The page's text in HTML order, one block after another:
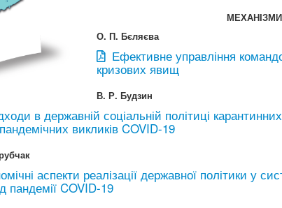
О. П. Бєляєва
Ефективне управління
кризових явищ
В. Р. Будзин
в державній соціальній політиці
викликів COVID-19
аспекти реалізації державної політики у
пандемії COVID-19